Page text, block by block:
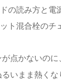
の読み方と電
ト混合栓のチ
点かないの
いまま熱く